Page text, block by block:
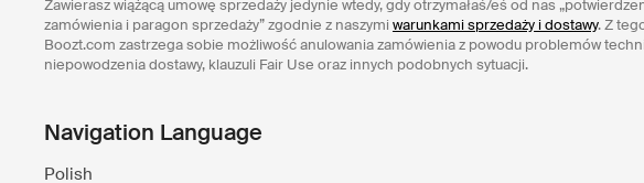
Zawierasz wiążącą umowę sprzedaży jedynie wtedy, gdy otrzymałaś/eś od nas
zamówienia i paragon sprzedaży” zgodnie z naszymi warunkami sprzedaży i dostawy. Z
Boozt.com zastrzega sobie możliwość anulowania zamówienia z powodu problemów
niepowodzenia dostawy, klauzuli Fair Use oraz innych podobnych sytuacji.
Navigation Language
Polish